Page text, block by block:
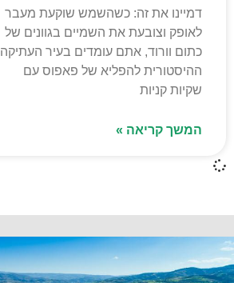
דמיינו את זה: כשהשמש שוקעת מעבר
לאופק וצובעת את השמיים בגוונים של
כתום וורוד, אתם עומדים בעיר העתיקה
ההיסטורית להפליא של פאפוס עם
שקיות קניות
המשך קריאה »